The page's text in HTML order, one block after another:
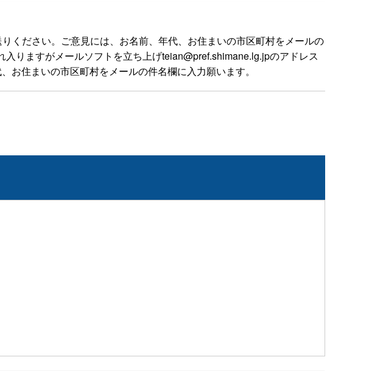
ください。ご意見には、お名前、年代、お住まいの市区町村をメールの
りますがメールソフトを立ち上げteian@pref.shimane.lg.jpのアドレス
住まいの市区町村をメールの件名欄に入力願います。